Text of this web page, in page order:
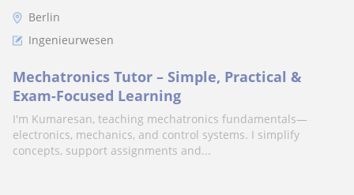
Berlin
Ingenieurwesen
Mechatronics Tutor – Simple, Practical &
Exam-Focused Learning
I'm Kumaresan, teaching mechatronics fundamentals—
electronics, mechanics, and control systems. I simplify
concepts, support assignments and...